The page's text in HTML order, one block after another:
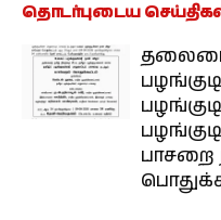
தொடர்புடைய
தலைமை
பாசறை